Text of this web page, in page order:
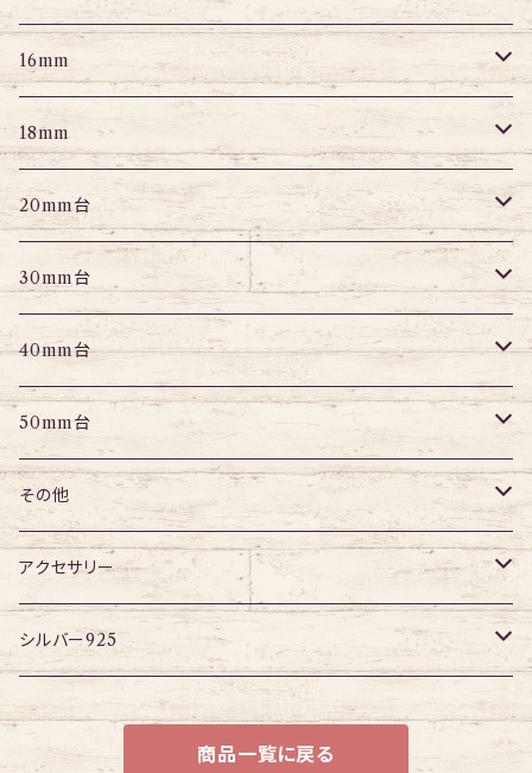
フェイクプラグ
パーツ
パーツ
エキスパンダー
パーツ
パーツ
アイレット
エキスパンダー
パーツ
パーツ
エキスパンダー
パーツ
アイレット
エキスパンダー
パーツ
プラグ
アイレット
エキスパンダー
パーツ
トンネル
プラグ
アイレット
エキスパンダー
パーツ
16mm
トンネル
プラグ
アイレット
パーツ
18mm
トンネル
プラグ
アイレット
パーツ
チューブ
20mm台
トンネル
プラグ
アイレット
パーツ
30mm台
トンネル
プラグ
アイレット
パーツ
40mm台
トンネル
プラグ
アイレット
50mm台
トンネル
プラグ
アイレット
その他
ボディピアス・ピアス以外
アクセサリー
ネックレス
ブレスレット
シルバー925
チェーン
商品一覧に戻る